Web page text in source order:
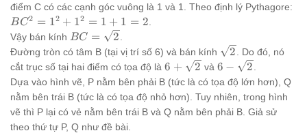
điểm C có các cạnh góc vuông là 1 và 1. Theo định lý Pythagore:
BC^2
=
1^2
+
1^2
= 1
+ 1
= 2
BC2 = 12 + 12 = 1 + 1 = 2
Vậy bán kính BC =
\sqrt{2}
BC = 2
Đường tròn có tâm B (tại vị trí số 6) và bán kính \sqrt{2}
2
. Do đó, nó
cắt trục số tại hai điểm có tọa độ là 6 +
\sqrt{2}
6 + 2 và 6 -
\sqrt{2}
6 − 2
Dựa vào hình vẽ, P nằm bên phải B (tức là có tọa độ lớn hơn), Q
nằm bên trái B (tức là có tọa độ nhỏ hơn). Tuy nhiên, trong hình
vẽ thì P lại có vẻ nằm bên trái B và Q nằm bên phải B. Giả sử
theo thứ tự P, Q như đề bài.